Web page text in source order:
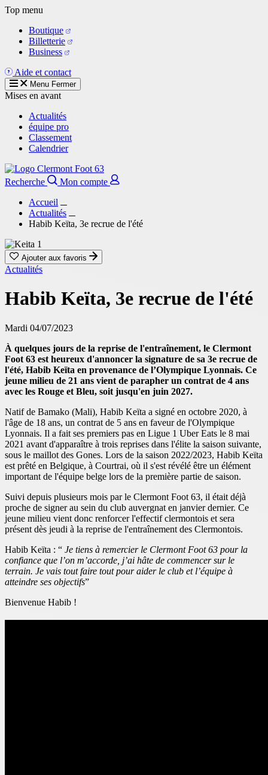
Aller
contenu
principal
Top menu
Boutique
Billetterie
Business
Aide et contact
Menu Fermer
Mises en avant
Actualités
équipe pro
Classement
Calendrier
Recherche
Mon compte
Accueil
Actualités
Habib Keïta, 3e recrue de l'été
Ajouter aux favoris
Actualités
Habib Keïta, 3e recrue de l'été
Mardi 04/07/2023
À quelques jours de la reprise de l'entraînement, le Clermont
Foot 63 est heureux d'annoncer la signature de sa 3e recrue de
l'été, Habib Keïta en provenance de l’Olympique Lyonnais. Ce
jeune milieu de 21 ans vient de parapher un contrat de 4 ans
avec les Rouge et Bleu, soit jusqu'en juin 2027.
Natif de Bamako (Mali), Habib Keïta a signé en octobre 2020, à
l'âge de 18 ans, un contrat de 5 ans en faveur de l'Olympique
Lyonnais. Il a fait ses premiers pas en Ligue 1 Uber Eats le 8 mai
2021 avant d'apparaître à trois reprises dans l'élite la saison suivante,
sous le maillot des Gones. Lors de la saison 2022/2023, Habib Keïta
est prêté en Belgique, à Courtrai, où il s'est révélé être un élément
important de l'équipe belge lors de la première partie de saison.
Suivi depuis plusieurs mois par le Clermont Foot 63, il était déjà
proche de signer au sein du club auvergnat en janvier dernier. Ce
jeune milieu vient donc renforcer l'effectif clermontois et sera
présent dès jeudi à la reprise de l'entraînement des Clermontois.
Habib Keïta : “ Je tiens à remercier le Clermont Foot 63 pour la
confiance que l’on m’accorde, j’ai hâte de commencer sur le
terrain. Je vais tout faire tout pour aider le club et l’équipe à
atteindre ses objectifs”
Bienvenue Habib !